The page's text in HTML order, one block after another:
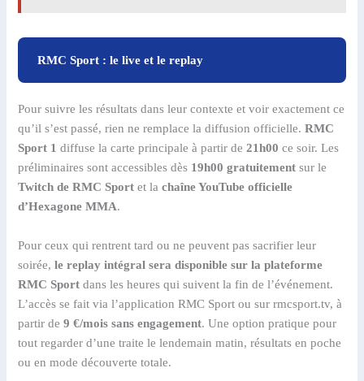
RMC Sport : le live et le replay
Pour suivre les résultats dans leur contexte et voir exactement ce
qu’il s’est passé, rien ne remplace la diffusion officielle.RMC
Sport 1 diffuse la carte principale à partir de21h00 ce soir. Les
préliminaires sont accessibles dès 19h00 gratuitement sur le
Twitch de RMC Sport et lachaîne YouTube officielle
d’Hexagone MMA.
Pour ceux qui rentrent tard ou ne peuvent pas sacrifier leur
soirée,le replay intégral sera disponible sur la plateforme
RMC Sport dans les heures qui suivent la fin de l’événement.
L’accès se fait via l’application RMC Sport ou sur rmcsport.tv, à
partir de9 €/mois sans engagement. Une option pratique pour
tout regarder d’une traite le lendemain matin, résultats en poche
ou en mode découverte totale.